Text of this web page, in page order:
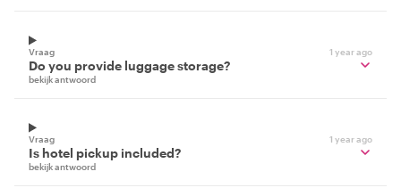
Vraag 1 year ago
Do you provide luggage storage?
bekijk antwoord
Vraag 1 year ago
Is hotel pickup included?
bekijk antwoord